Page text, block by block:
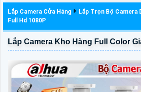
Lắp Camera Cửa Hàng Lắp Trọn Bộ Camera
Full Hd 1080P
Lắp Camera Kho Hàng Full Color